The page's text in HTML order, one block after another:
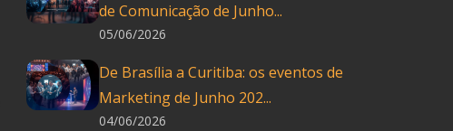
de Comunicação de Junho...
05/06/2026
De Brasília a Curitiba: os eventos de
Marketing de Junho 202...
04/06/2026